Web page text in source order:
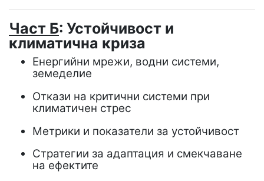
Част Б: Устойчивост и
климатична криза
Енергийни мрежи, водни системи,
земеделие
Откази на критични системи при
климатичен стрес
Метрики и показатели за устойчивост
Стратегии за адаптация и смекчаване
на ефектите